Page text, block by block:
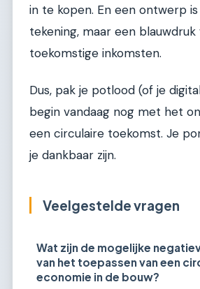
in te kopen. En een ontwerp
tekening, maar een blauwdruk
toekomstige inkomsten.
Dus, pak je potlood (of je
begin vandaag nog met het
een circulaire toekomst. Je
je dankbaar zijn.
Veelgestelde vragen
Wat zijn de mogelijke
van het toepassen van een
economie in de bouw?